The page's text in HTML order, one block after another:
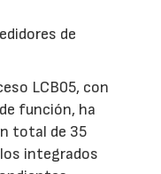
de
LCB05, con
función, ha
total de 35
integrados